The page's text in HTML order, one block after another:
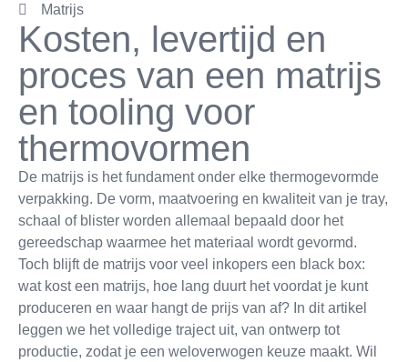
Matrijs
Kosten, levertijd en
proces van een matrijs
en tooling voor
thermovormen
De matrijs is het fundament onder elke thermogevormde
verpakking. De vorm, maatvoering en kwaliteit van je tray,
schaal of blister worden allemaal bepaald door het
gereedschap waarmee het materiaal wordt gevormd.
Toch blijft de matrijs voor veel inkopers een black box:
wat kost een matrijs, hoe lang duurt het voordat je kunt
produceren en waar hangt de prijs van af? In dit artikel
leggen we het volledige traject uit, van ontwerp tot
productie, zodat je een weloverwogen keuze maakt. Wil